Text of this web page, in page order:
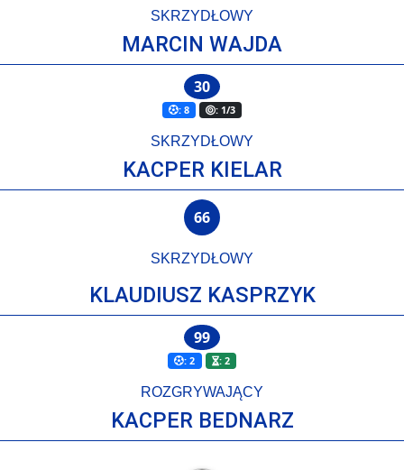
MARCIN WAJDA
SKRZYDŁOWY
KACPER KIELAR
SKRZYDŁOWY
: 8 : 1/3
30
KLAUDIUSZ KASPRZYK
SKRZYDŁOWY
66
KACPER BEDNARZ
ROZGRYWAJĄCY
: 2 : 2
99